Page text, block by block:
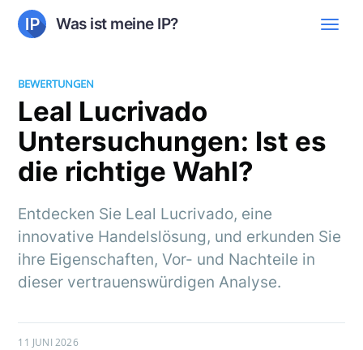
Was ist meine IP?
BEWERTUNGEN
Leal Lucrivado
Untersuchungen: Ist es
die richtige Wahl?
Entdecken Sie Leal Lucrivado, eine
innovative Handelslösung, und erkunden Sie
ihre Eigenschaften, Vor- und Nachteile in
dieser vertrauenswürdigen Analyse.
11 JUNI 2026